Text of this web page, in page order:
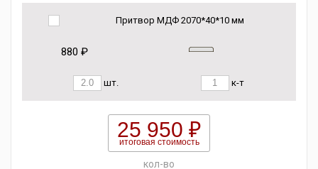
Притвор МДФ 2070*40*10 мм
880 ₽
шт. к-т
25 950 ₽
итоговая стоимость
кол-во